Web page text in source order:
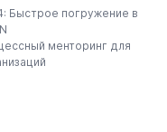
Быстрое погружение в
менторинг для